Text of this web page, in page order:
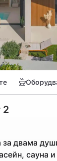
2
за двама
сауна